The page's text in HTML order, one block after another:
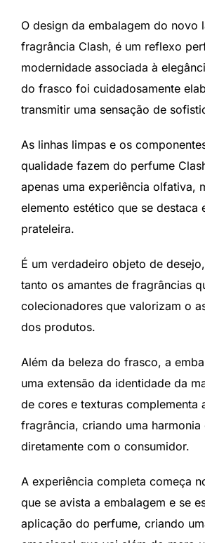
O design da embalagem do novo
fragrância Clash, é um reflexo
modernidade associada à
do frasco foi cuidadosamente
transmitir uma sensação de
As linhas limpas e os
qualidade fazem do perfume
apenas uma experiência olfativa,
elemento estético que se destaca
prateleira.
É um verdadeiro objeto de
tanto os amantes de fragrâncias
colecionadores que valorizam o
dos produtos.
Além da beleza do frasco, a
uma extensão da identidade da
de cores e texturas complementa
fragrância, criando uma harmonia
diretamente com o consumidor.
A experiência completa começa
que se avista a embalagem e se
aplicação do perfume, criando